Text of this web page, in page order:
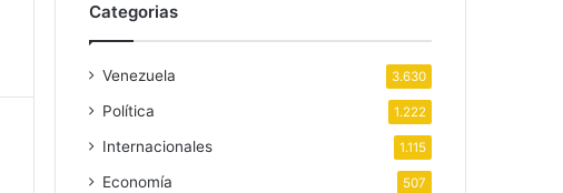
Categorias
Venezuela 3.630
Política 1.222
Internacionales 1.115
Economía 507